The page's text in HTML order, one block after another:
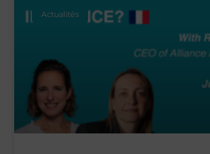
Actualités